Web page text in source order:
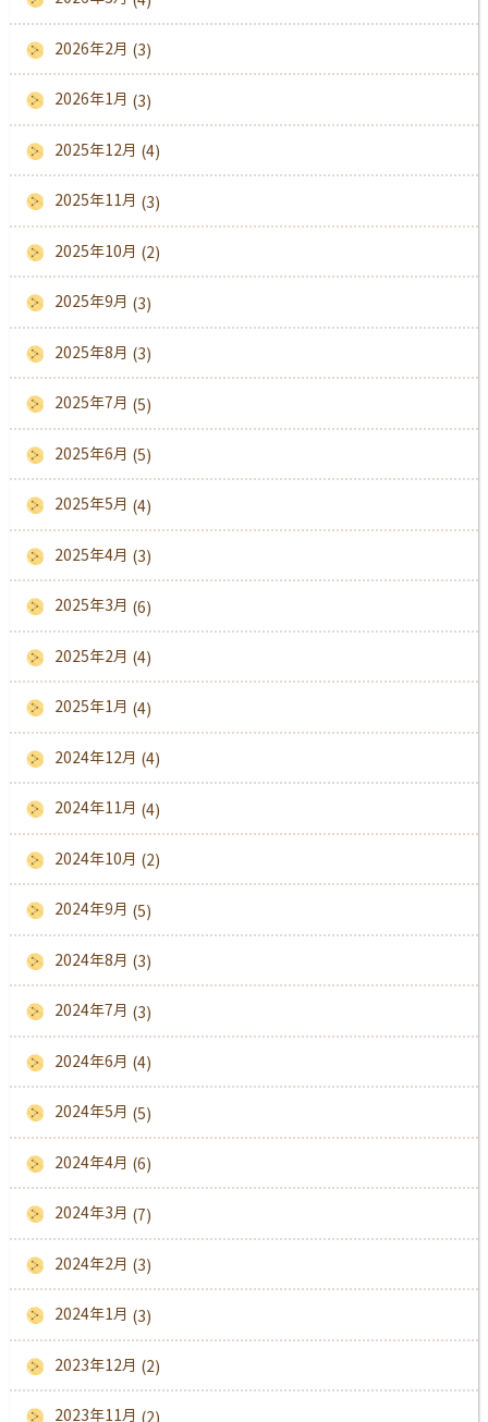
2026年2月 (3)
2026年1月 (3)
2025年12月 (4)
2025年11月 (3)
2025年10月 (2)
2025年9月 (3)
2025年8月 (3)
2025年7月 (5)
2025年6月 (5)
2025年5月 (4)
2025年4月 (3)
2025年3月 (6)
2025年2月 (4)
2025年1月 (4)
2024年12月 (4)
2024年11月 (4)
2024年10月 (2)
2024年9月 (5)
2024年8月 (3)
2024年7月 (3)
2024年6月 (4)
2024年5月 (5)
2024年4月 (6)
2024年3月 (7)
2024年2月 (3)
2024年1月 (3)
2023年12月 (2)
2023年11月 (2)